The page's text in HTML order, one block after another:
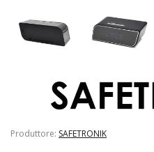
Produttore: SAFETRONIK